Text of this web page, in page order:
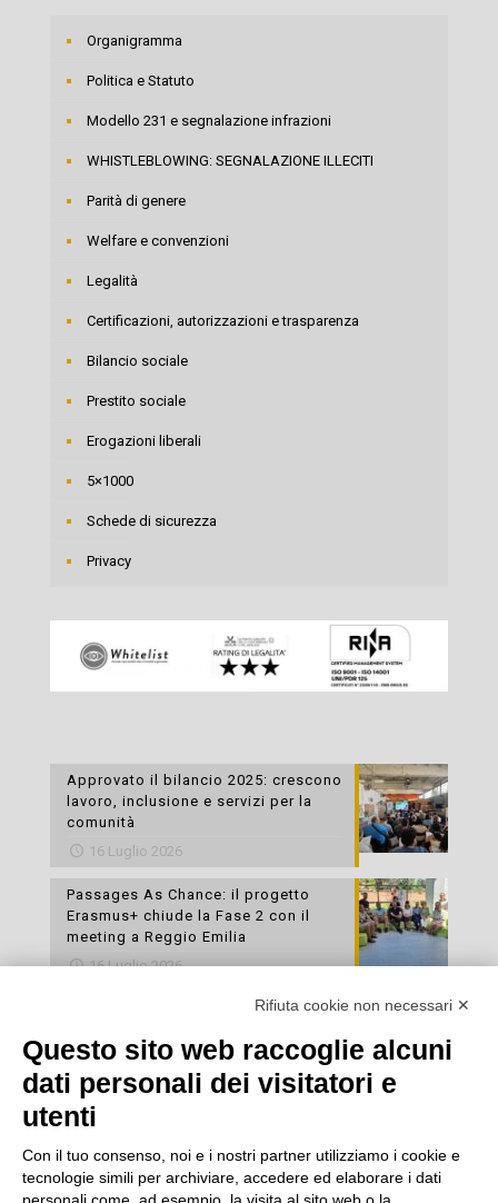
Organigramma
Politica e Statuto
Modello 231 e segnalazione infrazioni
WHISTLEBLOWING: SEGNALAZIONE ILLECITI
Parità di genere
Welfare e convenzioni
Legalità
Certificazioni, autorizzazioni e trasparenza
Bilancio sociale
Prestito sociale
Erogazioni liberali
5×1000
Schede di sicurezza
Privacy
Approvato il bilancio 2025: crescono
lavoro, inclusione e servizi per la
comunità
16 Luglio 2026
Passages As Chance: il progetto
Erasmus+ chiude la Fase 2 con il
meeting a Reggio Emilia
16 Luglio 2026
Esami di laboratorio preventivi
cura della propria salute
16 Luglio 2026
Rifiuta cookie non necessari ✕
Questo sito web raccoglie alcuni
dati personali dei visitatori e
utenti
Con il tuo consenso, noi e i nostri partner utilizziamo i cookie e
tecnologie simili per archiviare, accedere ed elaborare i dati